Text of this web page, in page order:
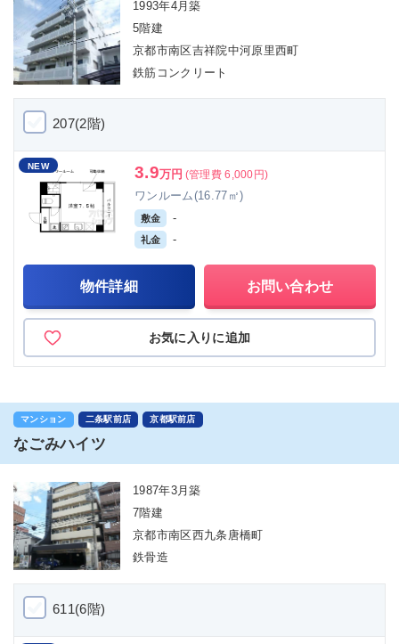
1993年4月築
5階建
京都市南区吉祥院中河原里西町
鉄筋コンクリート
207(2階)
NEW 3.9万円 (管理費 6,000円)
ワンルーム(16.77㎡)
敷金 -
礼金 -
物件詳細 お問い合わせ
お気に入りに追加
マンション 二条駅前店 京都駅前店
なごみハイツ
1987年3月築
7階建
京都市南区西九条唐橋町
鉄骨造
611(6階)